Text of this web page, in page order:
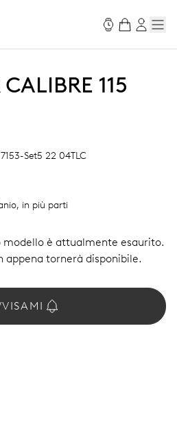
115
Set5 22 04TLC
in più parti
modello è attualmente esaurito.
appena tornerà disponibile.